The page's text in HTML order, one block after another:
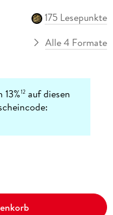
175 Lesepunkte
Alle 4 Formate
12 auf diesen